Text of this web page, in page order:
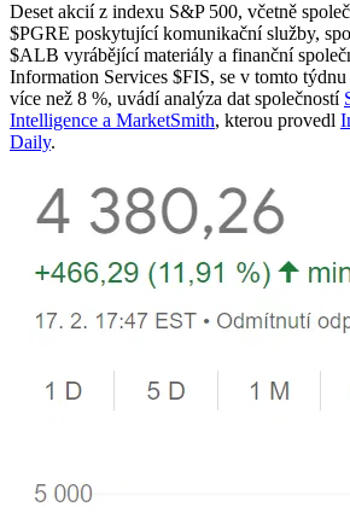
Deset akcií z indexu S&P 500, včetně
$PGRE poskytující komunikační služby,
$ALB vyrábějící materiály a finanční
Information Services $FIS, se v tomto
více než 8 %, uvádí analýza dat společností
Intelligence a MarketSmith, kterou provedl
Daily.